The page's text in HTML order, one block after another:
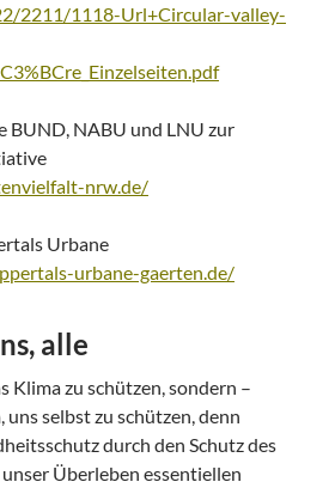
2211/1118-Url+Circular-valley-
BUND, NABU und LNU zur
nrw.de/
Urbane
urbane-gaerten.de/
alle
Klima zu schützen, sondern –
selbst zu schützen, denn
durch den Schutz des
Überleben essentiellen